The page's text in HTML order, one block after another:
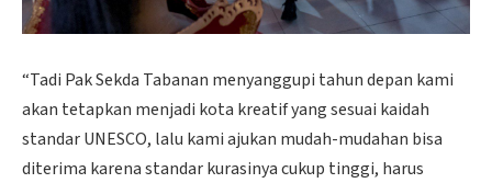
“Tadi Pak Sekda Tabanan menyanggupi tahun depan kami
akan tetapkan menjadi kota kreatif yang sesuai kaidah
standar UNESCO, lalu kami ajukan mudah-mudahan bisa
diterima karena standar kurasinya cukup tinggi, harus